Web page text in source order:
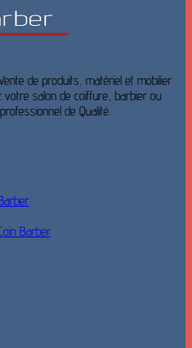
de produits, matériel et mobilier
votre salon de coiffure, barbier ou
de Qualité.
Barber